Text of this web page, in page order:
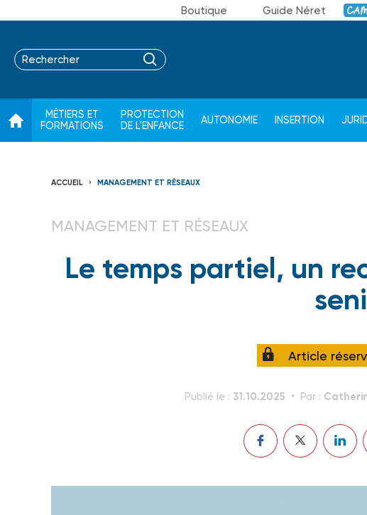
Boutique Guide Néret
MÉTIERS ET
FORMATIONS
PROTECTION
DE L'ENFANCE
AUTONOMIE INSERTION
ACCUEIL MANAGEMENT ET RÉSEAUX
MANAGEMENT ET RÉSEAUX
Le temps partiel, un
Article
Publié le : 31.10.2025 Par :